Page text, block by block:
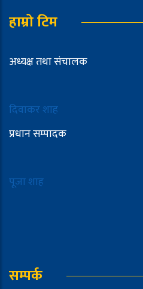
हाम्रो टिम
अध्यक्ष तथा संचालक
दिवाकर शाह
प्रधान सम्पादक
पूजा शाह
सम्पर्क